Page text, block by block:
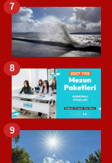
7
8
9